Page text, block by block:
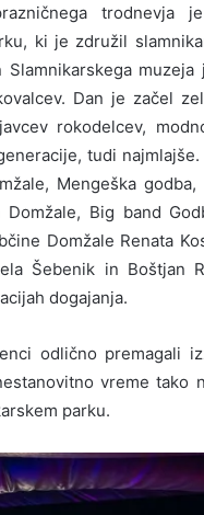
trodnevja
ki je združil
Slamnikarskega
Dan je začel
rokodelcev,
tudi
Mengeška
Domžale, Big band
Domžale Renata
Šebenik in
dogajanja.
odlično premagali
vreme tako
parku.